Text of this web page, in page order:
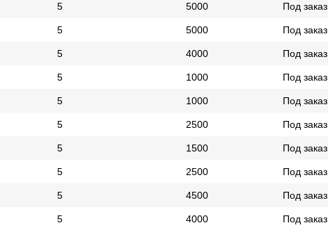
5 5000 Под заказ
5 5000 Под заказ
5 4000 Под заказ
5 1000 Под заказ
5 1000 Под заказ
5 2500 Под заказ
5 1500 Под заказ
5 2500 Под заказ
5 4500 Под заказ
5 4000 Под заказ